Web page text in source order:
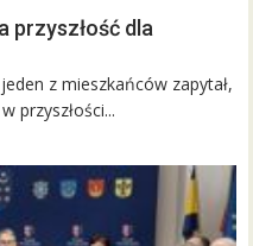
przyszłość dla
z mieszkańców zapytał,
przyszłości...